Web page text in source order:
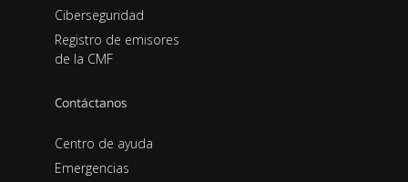
Ciberseguridad
Registro de emisores
de la CMF
Contáctanos
Centro de ayuda
Emergencias